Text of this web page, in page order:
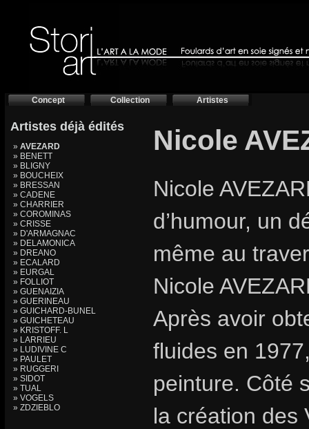
Concept Collection Artistes
Artistes déjà édités
» AVEZARD
» BENETT
» BLIGNY
» BOUCHEIX
» BRESSAN
» CADENE
» CHARRIER
» COROMINAS
» CRISSE
» D'ARMAGNAC
» DELAMONICA
» DREANO
» ECALARD
» EURGAL
» FOLLIOT
» GUENAIZIA
» GUERINEAU
» GUICHARD-BUNEL
» GUICHETEAU
» KRISTOFF. L
» LARRIEU
» LUDIVINE C
» PAULET
» RUGGERI
» SIDOT
» TUAL
» VOGELS
» ZDZIEBLO
Nicole
Nicole
d’humour, un
même au
Nicole
Après avoir
fluides en
peinture. Côté
la création des